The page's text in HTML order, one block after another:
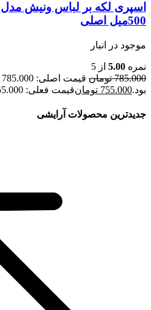
500میل اصلی
موجود در انبار
نمره 5.00 از 5
785.000 تومان
بود.755.000 تومانقیمت فعلی: 755.000 تومان.
جدیدترین محصولات آرایشی